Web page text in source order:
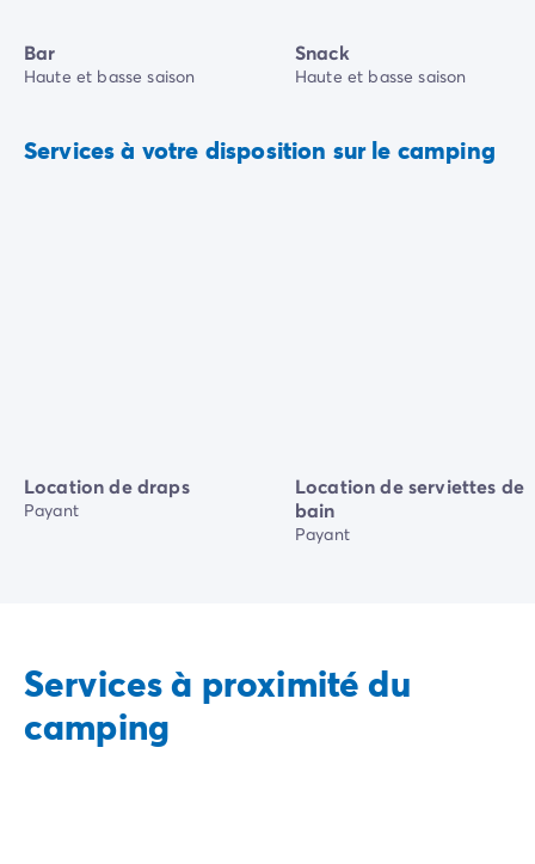
Bar
Haute et basse saison
Snack
Haute et basse saison
Services à votre disposition sur le camping
Location de draps
Payant
Location de serviettes de
bain
Payant
Services à proximité du
camping